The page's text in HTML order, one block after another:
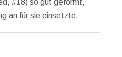
#18) so gut geformt,
an für sie einsetzte.